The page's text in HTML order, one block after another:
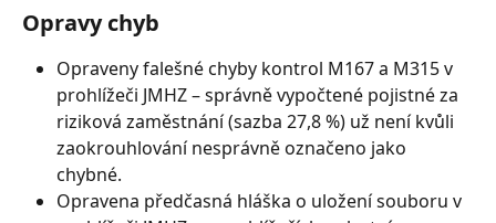
Opravy chyb
Opraveny falešné chyby kontrol M167 a M315 v
prohlížeči JMHZ – správně vypočtené pojistné za
riziková zaměstnání (sazba 27,8 %) už není kvůli
zaokrouhlování nesprávně označeno jako
chybné.
Opravena předčasná hláška o uložení souboru v